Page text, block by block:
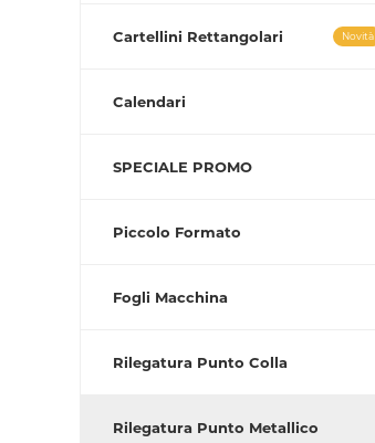
Cartellini Rettangolari Novità
Calendari
SPECIALE PROMO
Piccolo Formato
Fogli Macchina
Rilegatura Punto Colla
Rilegatura Punto Metallico